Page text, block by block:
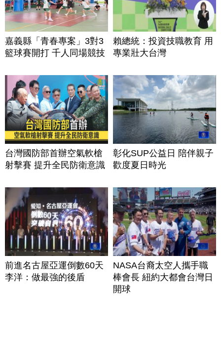
嘉義縣「青春專案」3對3
籃球賽開打 千人同場競技
賴總統：投資技職教育 用
專業壯大台灣
台灣國防部首辦空氣軟槍
射擊賽 提升全民防衛意識
彰化SUP公益日 陪伴親子
歡度夏日時光
前進名古屋亞運倒數60天
李洋：做最強的後盾
NASA台裔太空人攜手職
棒會長 紐約大都會台灣日
開球